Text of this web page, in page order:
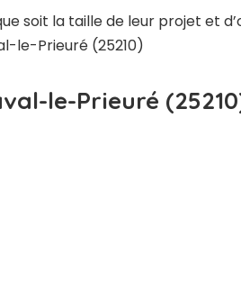
soit la taille de leur projet et
le-Prieuré (25210)
le-Prieuré